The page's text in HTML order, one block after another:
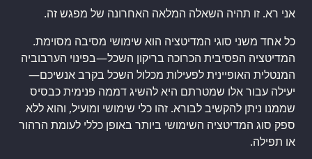
אני רא. זו תהיה השאלה המלאה האחרונה של מפגש זה.
כל אחד משני סוגי המדיטציה הוא שימושי מסיבה מסוימת.
המדיטציה הפסיבית הכרוכה בריקון השכל—בפינוי הערבוביה
המנטלית האופיינית לפעילות מכלול השכל בקרב אנשיכם—
יעילה עבור אלו שמטרתם היא להשיג דממה פנימית כבסיס
שממנו ניתן להקשיב לבורא. זהו כלי שימושי ומועיל, והוא ללא
ספק סוג המדיטציה השימושי ביותר באופן כללי לעומת הרהור
או תפילה.